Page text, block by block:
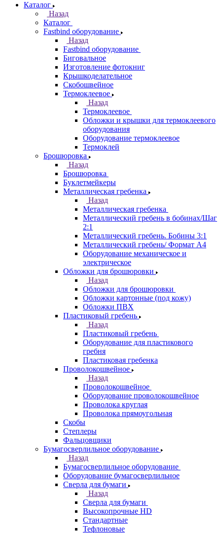
Каталог
Назад
Каталог
Fastbind оборудование
Назад
Fastbind оборудование
Биговальное
Изготовление фотокниг
Крышкоделательное
Скобошвейное
Термоклеевое
Назад
Термоклеевое
Обложки и крышки для термоклеевого
оборудования
Оборудование термоклеевое
Термоклей
Брошюровка
Назад
Брошюровка
Буклетмейкеры
Металлическая гребенка
Назад
Металлическая гребенка
Металлический гребень в бобинах/Шаг
2:1
Металлический гребень. Бобины 3:1
Металлический гребень/ Формат А4
Оборудование механическое и
электрическое
Обложки для брошюровки
Назад
Обложки для брошюровки
Обложки картонные (под кожу)
Обложки ПВХ
Пластиковый гребень
Назад
Пластиковый гребень
Оборудование для пластикового
гребня
Пластиковая гребенка
Проволокошвейное
Назад
Проволокошвейное
Оборудование проволокошвейное
Проволока круглая
Проволока прямоугольная
Скобы
Степлеры
Фальцовщики
Бумагосверлильное оборудование
Назад
Бумагосверлильное оборудование
Оборудование бумагосверлильное
Сверла для бумаги
Назад
Сверла для бумаги
Высокопрочные HD
Стандартные
Тефлоновые